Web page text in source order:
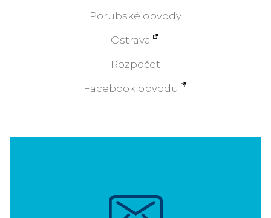
Porubské obvody
Ostrava
Rozpočet
Facebook obvodu